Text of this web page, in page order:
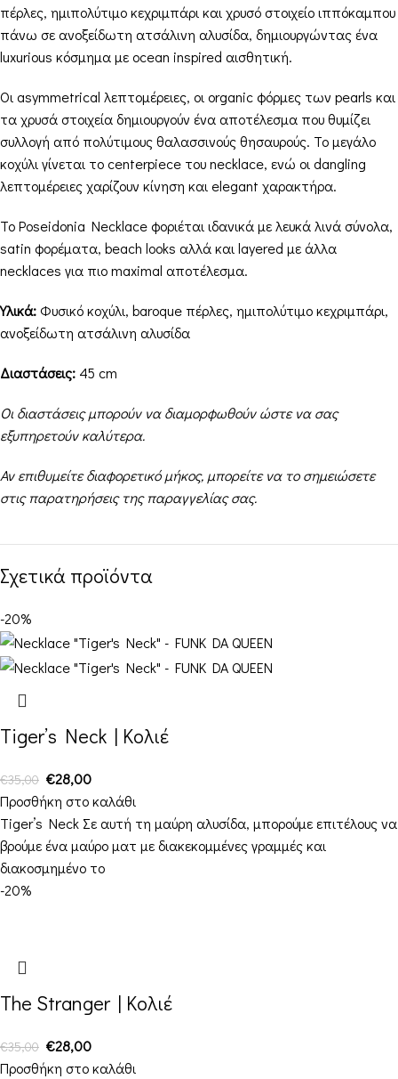
πέρλες, ημιπολύτιμο κεχριμπάρι και χρυσό στοιχείο ιππόκαμπου
πάνω σε ανοξείδωτη ατσάλινη αλυσίδα, δημιουργώντας ένα
luxurious κόσμημα με ocean inspired αισθητική.
Οι asymmetrical λεπτομέρειες, οι organic φόρμες των pearls και
τα χρυσά στοιχεία δημιουργούν ένα αποτέλεσμα που θυμίζει
συλλογή από πολύτιμους θαλασσινούς θησαυρούς. Το μεγάλο
κοχύλι γίνεται το centerpiece του necklace, ενώ οι dangling
λεπτομέρειες χαρίζουν κίνηση και elegant χαρακτήρα.
Το Poseidonia Necklace φοριέται ιδανικά με λευκά λινά σύνολα,
satin φορέματα, beach looks αλλά και layered με άλλα
necklaces για πιο maximal αποτέλεσμα.
Υλικά:Φυσικό κοχύλι, baroque πέρλες, ημιπολύτιμο κεχριμπάρι,
ανοξείδωτη ατσάλινη αλυσίδα
Διαστάσεις: 45 cm
Οι διαστάσεις μπορούν να διαμορφωθούν ώστε να σας
εξυπηρετούν καλύτερα.
Αν επιθυμείτε διαφορετικό μήκος, μπορείτε να το σημειώσετε
στις παρατηρήσεις της παραγγελίας σας.
Σχετικά προϊόντα
-20%
Tiger’s Neck | Κολιέ
€35,00 €28,00
Προσθήκη στο καλάθι
Tiger’s Neck Σε αυτή τη μαύρη αλυσίδα, μπορούμε επιτέλους να
βρούμε ένα μαύρο ματ με διακεκομμένες γραμμές και
διακοσμημένο το
-20%
The Stranger | Κολιέ
€35,00 €28,00
Προσθήκη στο καλάθι